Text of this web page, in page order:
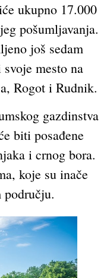
ukupno 17.000
pošumljavanja.
još sedam
mesto na
Rogot i Rudnik.
gazdinstva
biti posađene
i crnog bora.
koje su inače
području.